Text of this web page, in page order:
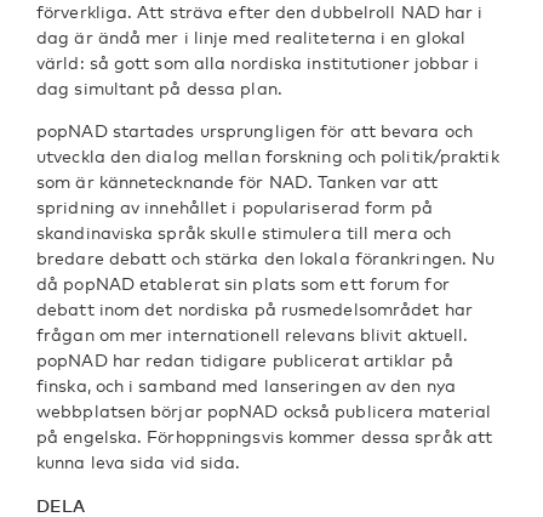
förverkliga. Att sträva efter den dubbelroll NAD har i
dag är ändå mer i linje med realiteterna i en glokal
värld: så gott som alla nordiska institutioner jobbar i
dag simultant på dessa plan.
popNAD startades ursprungligen för att bevara och
utveckla den dialog mellan forskning och politik/praktik
som är kännetecknande för NAD. Tanken var att
spridning av innehållet i populariserad form på
skandinaviska språk skulle stimulera till mera och
bredare debatt och stärka den lokala förankringen. Nu
då popNAD etablerat sin plats som ett forum for
debatt inom det nordiska på rusmedelsområdet har
frågan om mer internationell relevans blivit aktuell.
popNAD har redan tidigare publicerat artiklar på
finska, och i samband med lanseringen av den nya
webbplatsen börjar popNAD också publicera material
på engelska. Förhoppningsvis kommer dessa språk att
kunna leva sida vid sida.
DELA